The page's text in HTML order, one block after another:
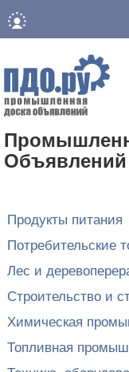
Продукты питания
Потребительские
Лес и
Строительство и
Химическая
Топливная